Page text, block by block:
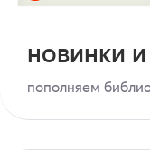
новинки
пополняем